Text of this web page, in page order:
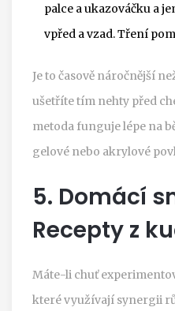
palce a ukazováčku a
vpřed a vzad. Tření
Je to časově náročnější
ušetříte tím nehty před
metoda funguje lépe na
gelové nebo akrylové
5. Domácí
Recepty z
Máte-li chuť
které využívají synergii